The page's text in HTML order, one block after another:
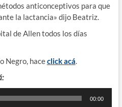
anticonceptivos para que
la lactancia» dijo Beatriz.
de Allen todos los días
Negro, haceclick acá.
00:00